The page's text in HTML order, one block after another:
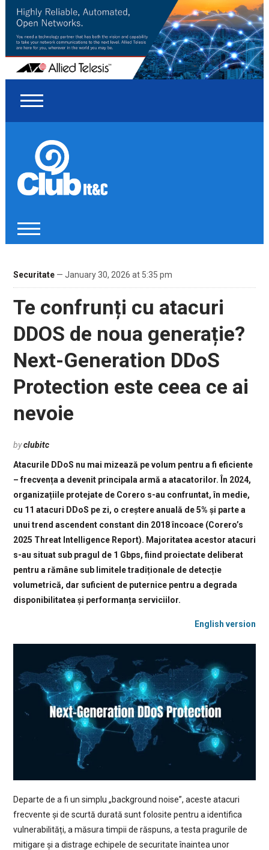
Securitate— January 30, 2026 at 5:35 pm
Te confrunți cu atacuri
DDOS de noua generație?
Next-Generation DDoS
Protection este ceea ce ai
nevoie
byclubitc
Atacurile DDoS nu mai mizează pe volum pentru a fi eficiente
– frecvența a devenit principala armă a atacatorilor. În 2024,
organizațiile protejate de Corero s-au confruntat, în medie,
cu 11 atacuri DDoS pe zi, o creștere anuală de 5% și parte a
unui trend ascendent constant din 2018 încoace (Corero’s
2025 Threat Intelligence Report). Majoritatea acestor atacuri
s-au situat sub pragul de 1 Gbps, fiind proiectate deliberat
pentru a rămâne sub limitele tradiționale de detecție
volumetrică, dar suficient de puternice pentru a degrada
disponibilitatea și performanța serviciilor.
English version
Departe de a fi un simplu „background noise”, aceste atacuri
frecvente și de scurtă durată sunt folosite pentru a identifica
vulnerabilități, a măsura timpii de răspuns, a testa pragurile de
mitigare și a distrage echipele de securitate înaintea unor